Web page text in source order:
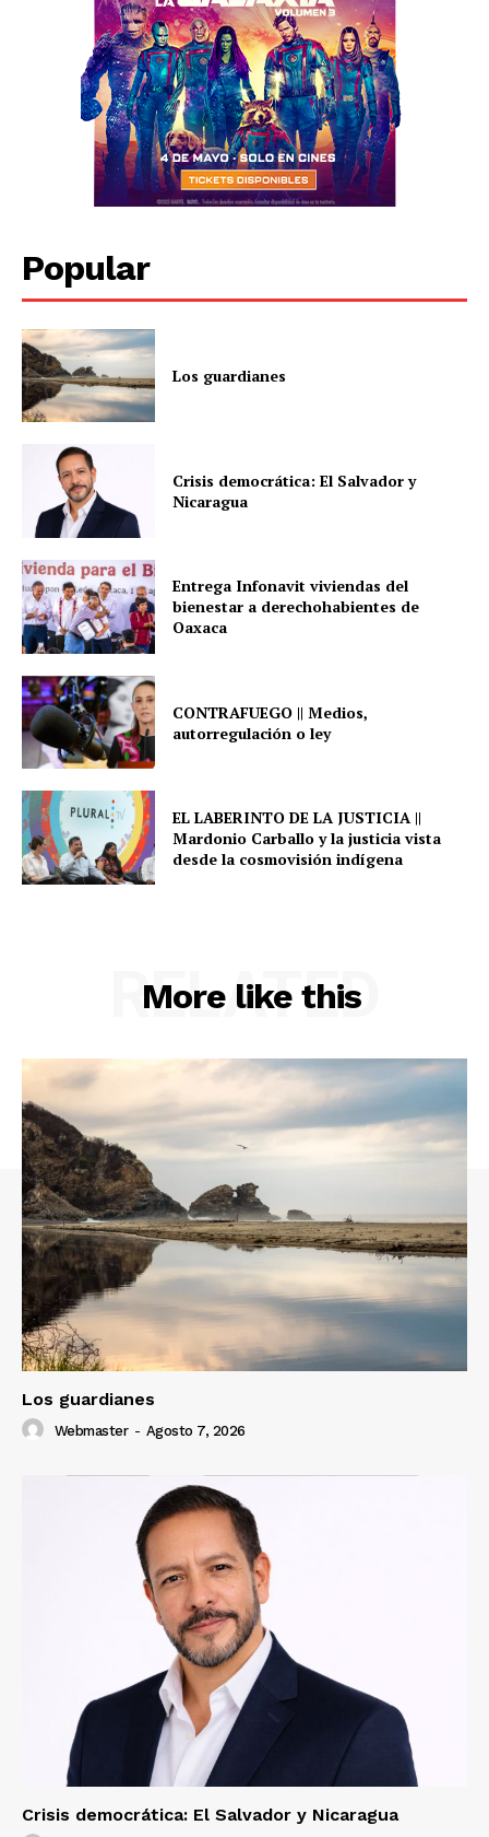
Popular
Los guardianes
Crisis democrática: El Salvador y
Nicaragua
Entrega Infonavit viviendas del
bienestar a derechohabientes de
Oaxaca
CONTRAFUEGO || Medios,
autorregulación o ley
EL LABERINTO DE LA JUSTICIA ||
Mardonio Carballo y la justicia vista
desde la cosmovisión indígena
More like this
RELATED
Los guardianes
Webmaster - Agosto 7, 2026
Crisis democrática: El Salvador y Nicaragua